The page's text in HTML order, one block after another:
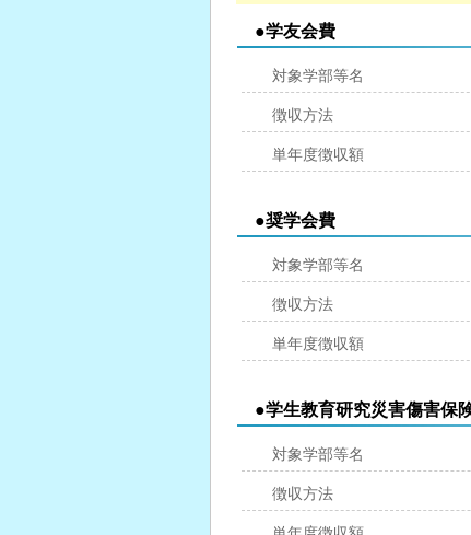
●学友会費
対象学部等名
徴収方法
単年度徴収額
●奨学会費
対象学部等名
徴収方法
単年度徴収額
●学生教育研究災害傷害保
対象学部等名
徴収方法